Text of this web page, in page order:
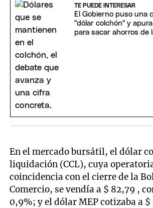
TE PUEDE INTERESAR
El Gobierno puso una
"dólar colchón" y
para sacar ahorros de
En el mercado bursátil, el dólar
liquidación (CCL), cuya
coincidencia con el cierre de la
Comercio, se vendía a $ 82,79 ,
0,9%; y el dólar MEP cotizaba a $